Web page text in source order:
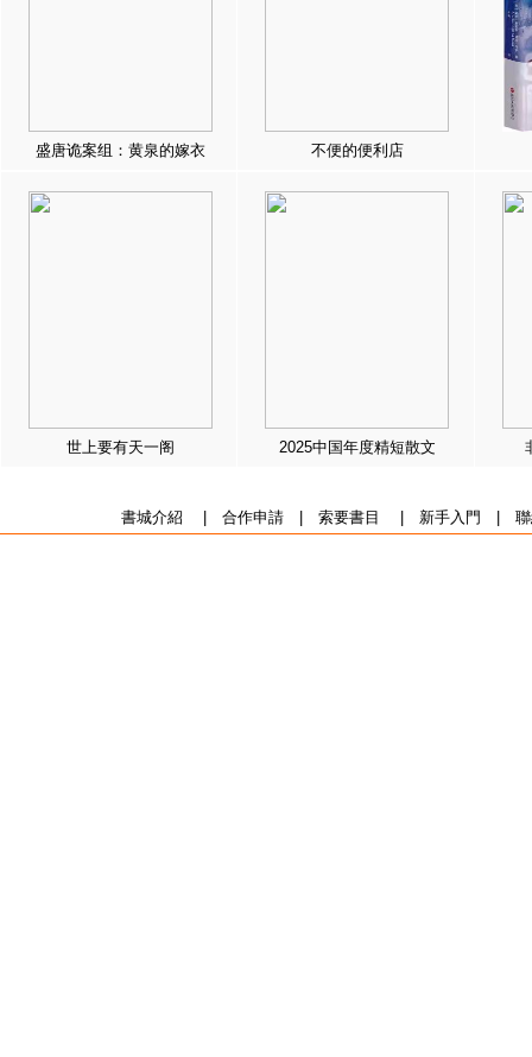
盛唐诡案组：黄泉的嫁衣 不便的便利店
世上要有天一阁 2025中国年度精短散文
書城介紹 合作申請| 索要書目 新手入門